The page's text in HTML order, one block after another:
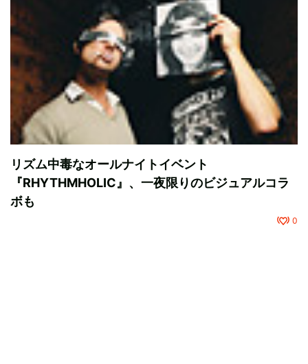
リズム中毒なオールナイトイベント
『RHYTHMHOLIC』、一夜限りのビジュアルコラ
ボも
0